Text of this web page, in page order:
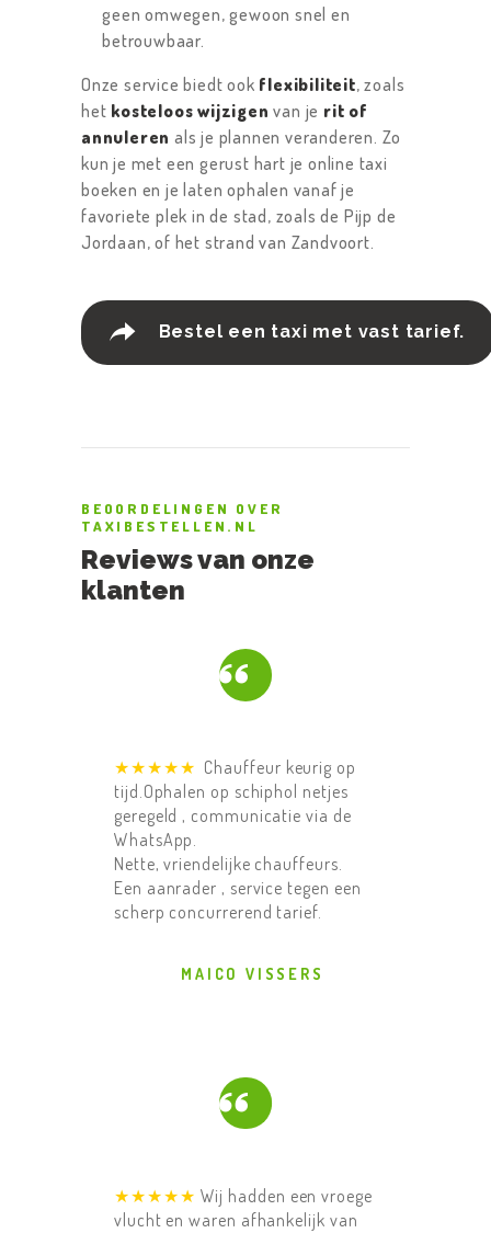
geen omwegen, gewoon snel en
betrouwbaar.
Onze service biedt ook flexibiliteit, zoals
het kosteloos wijzigen van je rit of
annuleren als je plannen veranderen. Zo
kun je met een gerust hart je online taxi
boeken en je laten ophalen vanaf je
favoriete plek in de stad, zoals de Pijp de
Jordaan, of het strand van Zandvoort.
Bestel een taxi met vast tarief.
BEOORDELINGEN OVER
TAXIBESTELLEN.NL
Reviews van onze
klanten
★★★★★ Chauffeur keurig op
tijd.Ophalen op schiphol netjes
geregeld , communicatie via de
WhatsApp.
Nette, vriendelijke chauffeurs.
Een aanrader , service tegen een
scherp concurrerend tarief.
MAICO VISSERS
★★★★★ Wij hadden een vroege
vlucht en waren afhankelijk van